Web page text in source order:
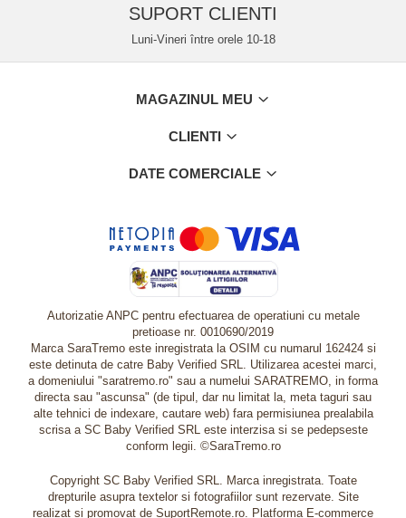
SUPORT CLIENTI
Luni-Vineri între orele 10-18
MAGAZINUL MEU
CLIENTI
DATE COMERCIALE
Autorizatie ANPC pentru efectuarea de operatiuni cu metale
pretioase nr. 0010690/2019
Marca SaraTremo este inregistrata la OSIM cu numarul 162424 si
este detinuta de catre Baby Verified SRL. Utilizarea acestei marci,
a domeniului "saratremo.ro" sau a numelui SARATREMO, in forma
directa sau "ascunsa" (de tipul, dar nu limitat la, meta taguri sau
alte tehnici de indexare, cautare web) fara permisiunea prealabila
scrisa a SC Baby Verified SRL este interzisa si se pedepseste
conform legii. ©SaraTremo.ro
Copyright SC Baby Verified SRL. Marca inregistrata. Toate
drepturile asupra textelor si fotografiilor sunt rezervate. Site
realizat si promovat de SuportRemote.ro. Platforma E-commerce